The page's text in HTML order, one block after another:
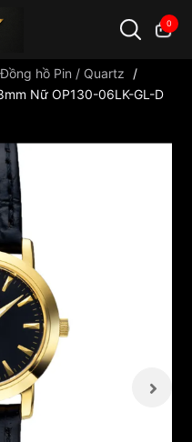
0
Đồng hồ Pin / Quartz
/
Nữ OP130-06LK-GL-D